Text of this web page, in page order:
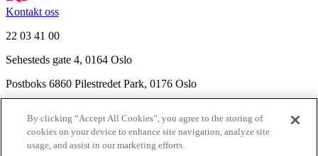
Kontakt oss
22 03 41 00
Sehesteds gate 4, 0164 Oslo
Postboks 6860 Pilestredet Park, 0176 Oslo
Nyhetsbrev
Ledige stillinger
By clicking “Accept All Cookies”, you agree to the storing of
cookies on your device to enhance site navigation, analyze site
usage, and assist in our marketing efforts.